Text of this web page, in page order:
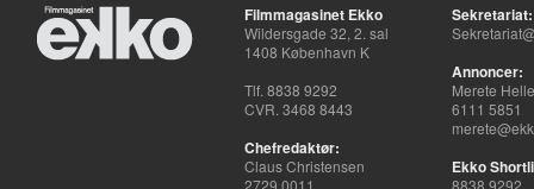
Filmmagasinet Ekko
Wildersgade 32, 2. sal
1408 København K
Tlf. 8838 9292
CVR. 3468 8443
Chefredaktør:
Claus Christensen
2729 0011
Sekretariat:
Annoncer:
Merete
6111 5851
Ekko
8838 9292